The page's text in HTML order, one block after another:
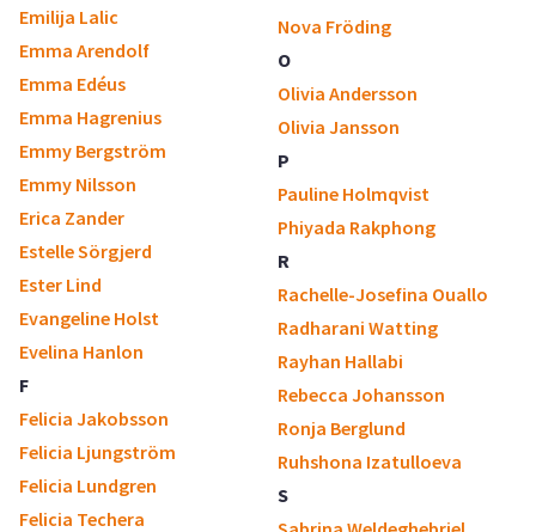
Emilija Lalic
Emma Arendolf
Emma Edéus
Emma Hagrenius
Emmy Bergström
Emmy Nilsson
Erica Zander
Estelle Sörgjerd
Ester Lind
Evangeline Holst
Evelina Hanlon
F
Felicia Jakobsson
Felicia Ljungström
Felicia Lundgren
Felicia Techera
Nova Fröding
O
Olivia Andersson
Olivia Jansson
P
Pauline Holmqvist
Phiyada Rakphong
R
Rachelle-Josefina Ouallo
Radharani Watting
Rayhan Hallabi
Rebecca Johansson
Ronja Berglund
Ruhshona Izatulloeva
S